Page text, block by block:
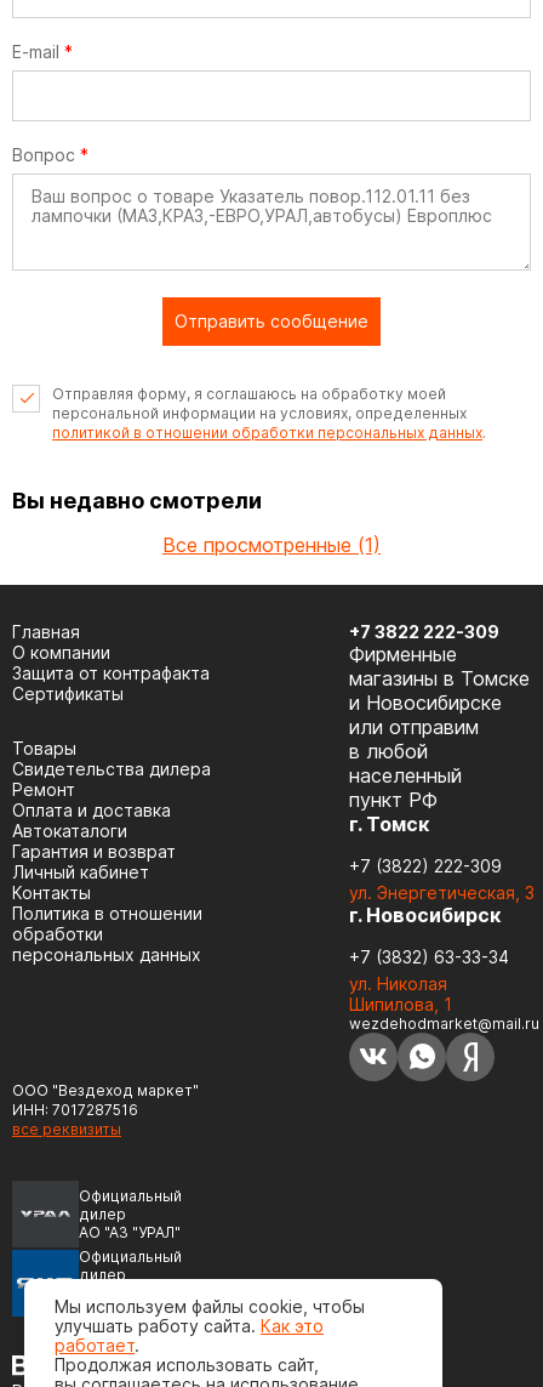
E-mail *
Вопрос *
Отправить сообщение
Отправляя форму, я соглашаюсь на обработку моей
персональной информации на условиях, определенных
политикой в отношении обработки персональных данных.
Вы недавно смотрели
Все просмотренные (1)
ООО "Вездеход маркет"
ИНН: 7017287516
все реквизиты
Официальный
дилер
АО "АЗ "УРАЛ"
Официальный
дилер
(ЯМЗ)
Главная
О компании
Защита от контрафакта
Сертификаты
Товары
Cвидетельства дилера
Ремонт
Оплата и доставка
Автокаталоги
Гарантия и возврат
Личный кабинет
Контакты
Политика в отношении
обработки
персональных данных
+7 3822 222-309
Фирменные
магазины в Томске
и Новосибирске
или отправим
в любой
населенный
пункт РФ
г. Томск
+7 (3822) 222-309
ул. Энергетическая, 3
г. Новосибирск
+7 (3832) 63-33-34
ул. Николая
Шипилова, 1
wezdehodmarket@mail.ru
Мы используем файлы cookie, чтобы
улучшать работу сайта. Как это
работает.
Продолжая использовать сайт,